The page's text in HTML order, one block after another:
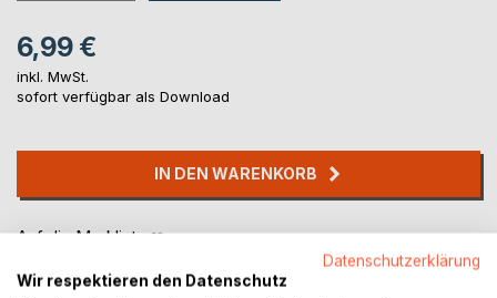
6,99 €
inkl. MwSt.
sofort verfügbar als Download
IN DEN WARENKORB
Auf die Merkliste
Datenschutzerklärung
Wir respektieren den Datenschutz